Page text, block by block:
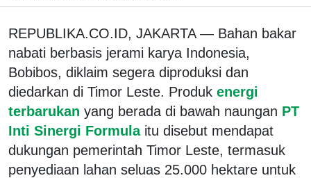
REPUBLIKA.CO.ID, JAKARTA — Bahan bakar
nabati berbasis jerami karya Indonesia,
Bobibos, diklaim segera diproduksi dan
diedarkan di Timor Leste. Produk energi
terbarukan yang berada di bawah naungan PT
Inti Sinergi Formula itu disebut mendapat
dukungan pemerintah Timor Leste, termasuk
penyediaan lahan seluas 25.000 hektare untuk